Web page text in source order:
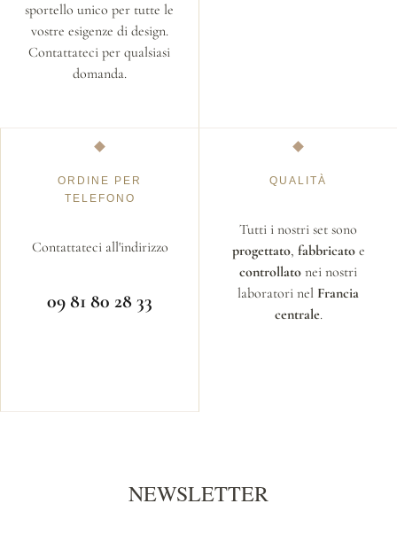
sportello unico per tutte le
vostre esigenze di design.
Contattateci per qualsiasi
domanda.
ORDINE PER
TELEFONO
Contattateci all'indirizzo
09 81 80 28 33
QUALITÀ
Tutti i nostri set sono
progettato, fabbricatoe
controllato nei nostri
laboratori nel Francia
centrale.
NEWSLETTER